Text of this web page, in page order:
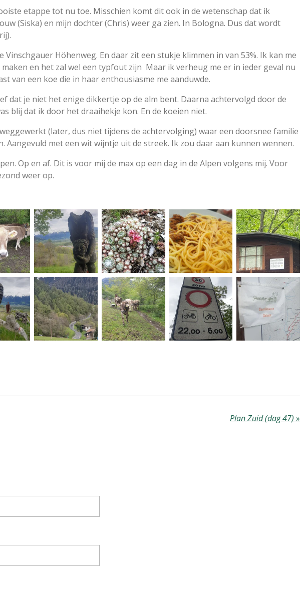
etappe tot nu toe. Misschien komt dit ook in de wetenschap dat ik
(Siska) en mijn dochter (Chris) weer ga zien. In Bologna. Dus dat wordt
Vinschgauer Höhenweg. En daar zit een stukje klimmen in van 53%. Ik kan me
en het zal wel een typfout zijn Maar ik verheug me er in ieder geval nu
van een koe die in haar enthousiasme me aanduwde.
dat je niet het enige dikkertje op de alm bent. Daarna achtervolgd door de
blij dat ik door het draaihekje kon. En de koeien niet.
(later, dus niet tijdens de achtervolging) waar een doorsnee familie
Aangevuld met een wit wijntje uit de streek. Ik zou daar aan kunnen wennen.
Op en af. Dit is voor mij de max op een dag in de Alpen volgens mij. Voor
weer op.
Plan Zuid (dag 47) »